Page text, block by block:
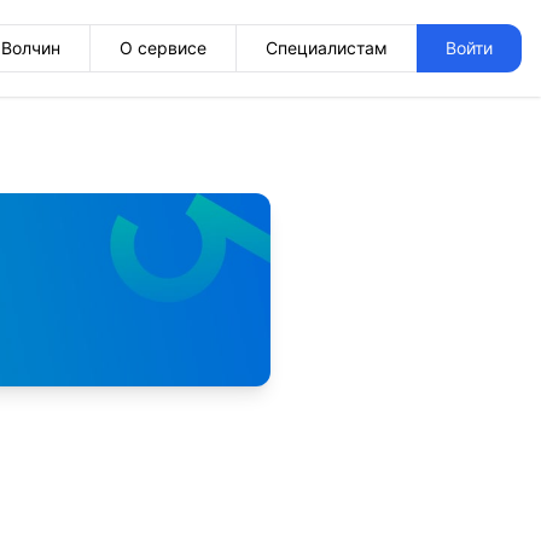
Волчин О сервисе Специалистам Войти